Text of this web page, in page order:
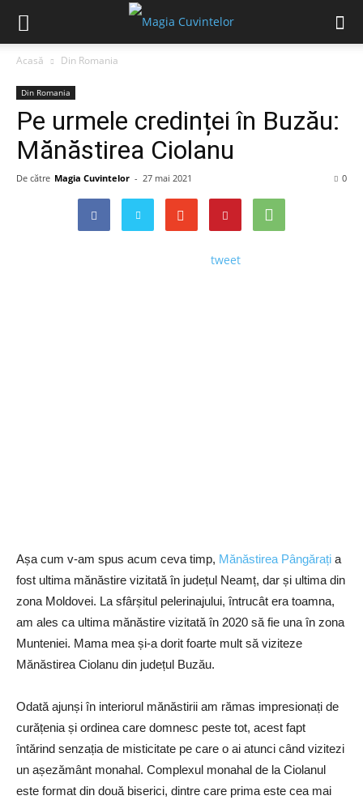
Acasă Din Romania
Din Romania
Pe urmele credinței în Buzău:
Mănăstirea Ciolanu
De către Magia Cuvintelor - 27 mai 2021 0
tweet
Așa cum v-am spus acum ceva timp, Mănăstirea Pângărați a
fost ultima mănăstire vizitată în județul Neamț, dar și ultima din
zona Moldovei. La sfârșitul pelerinajului, întrucât era toamna,
am ales ca ultima mănăstire vizitată ​​în 2020 să fie una în zona
Munteniei. Mama mea și-a dorit foarte mult să viziteze
Mănăstirea Ciolanu din județul Buzău.
Odată ajunși în interiorul mănăstirii am rămas impresionați de
curățenia și ordinea care domnesc peste tot, acest fapt
întărind senzația de misticitate pe care o ai atunci când vizitezi
un așezământ monahal. Complexul monahal de la Ciolanul
este format din două biserici, dintre care prima este cea mai